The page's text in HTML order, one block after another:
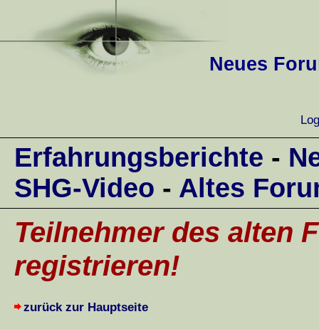
Neues
Erfahrungsberichte -
SHG-Video - Altes
Teilnehmer des alten
registrieren!
zurück zur Hauptseite